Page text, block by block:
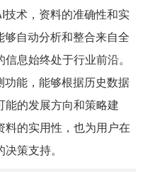
术，资料的准确性和实
自动分析和整合来自全
息始终处于行业前沿。
能，能够根据历史数据
的发展方向和策略建
的实用性，也为用户在
策支持。